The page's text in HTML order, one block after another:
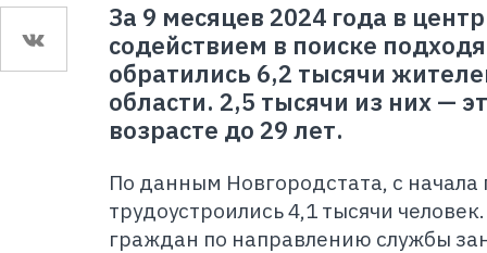
За 9 месяцев 2024 года в
содействием в поиске
обратились 6,2 тысячи
области. 2,5 тысячи из них —
возрасте до 29 лет.
По данным Новгородстата, с начала
трудоустроились 4,1 тысячи
граждан по направлению службы